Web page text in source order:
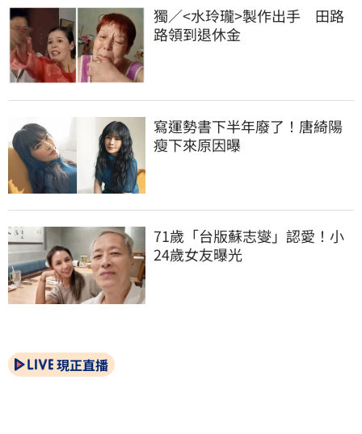
獨／<水玲瓏>製作出手　田路
路領到退休金
寫運勢書下半年廢了！唐綺陽
瘦下來原因曝
71歲「台版蘇志燮」認愛！小
24歲女友曝光
現正直播